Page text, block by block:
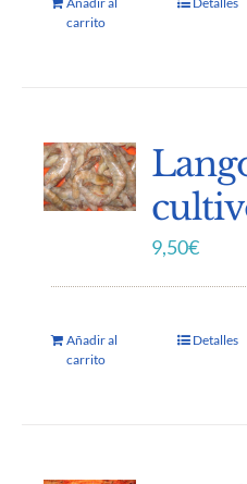
carrito
9,50€
Añadir al
carrito
Detalles